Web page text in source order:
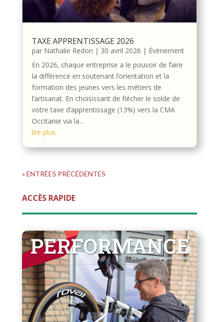
TAXE APPRENTISSAGE 2026
par Nathalie Redon | 30 avril 2026 | Évènement
En 2026, chaque entreprise a le pouvoir de faire
la différence en soutenant l’orientation et la
formation des jeunes vers les métiers de
l’artisanat. En choisissant de flécher le solde de
votre taxe d’apprentissage (13%) vers la CMA
Occitanie via la...
lire plus
« ENTRÉES PRÉCÉDENTES
ACCÈS RAPIDE